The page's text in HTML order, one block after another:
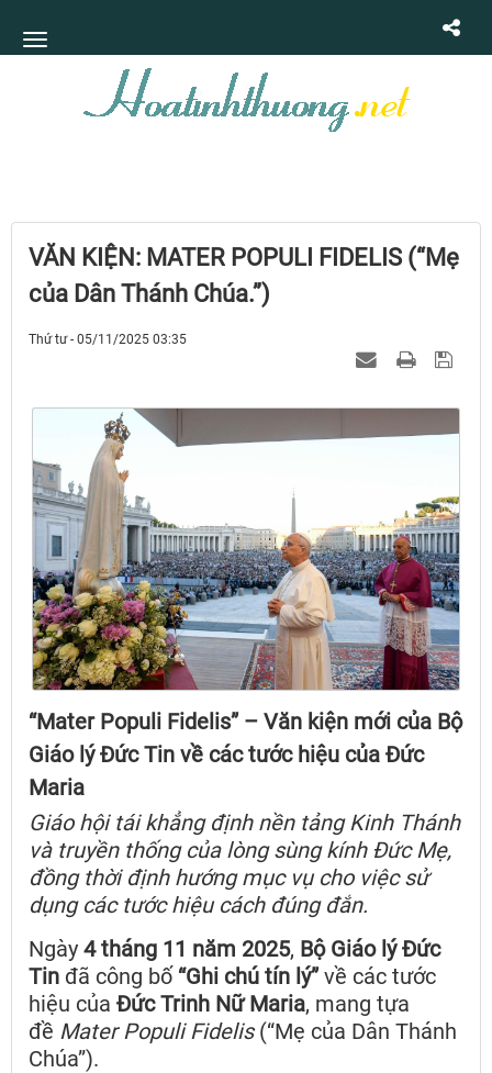
VĂN KIỆN: MATER POPULI FIDELIS (“Mẹ
của Dân Thánh Chúa.”)
Thứ tư - 05/11/2025 03:35
“Mater Populi Fidelis” – Văn kiện mới của Bộ
Giáo lý Đức Tin về các tước hiệu của Đức
Maria
Giáo hội tái khẳng định nền tảng Kinh Thánh
và truyền thống của lòng sùng kính Đức Mẹ,
đồng thời định hướng mục vụ cho việc sử
dụng các tước hiệu cách đúng đắn.
Ngày 4 tháng 11 năm 2025, Bộ Giáo lý Đức
Tin đã công bố “Ghi chú tín lý” về các tước
hiệu của Đức Trinh Nữ Maria, mang tựa
đề Mater Populi Fidelis(“Mẹ của Dân Thánh
Chúa”).